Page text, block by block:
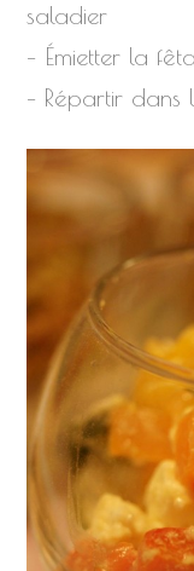
saladier
– Émietter la
– Répartir dans